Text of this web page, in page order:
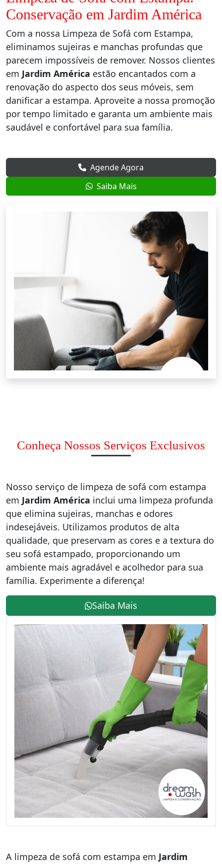
Conservação em Jardim América
Com a nossa Limpeza de Sofá com Estampa,
eliminamos sujeiras e manchas profundas que
parecem impossíveis de remover. Nossos clientes
em Jardim América estão encantados com a
renovação do aspecto dos seus móveis, sem
danificar a estampa. Aproveite a nossa promoção
por tempo limitado e garanta um ambiente mais
saudável e confortável para sua família.
Agende Agora
Saiba Mais
Conheça Nossos Serviços Exclusivos
Nosso serviço de limpeza de sofá com estampa
em Jardim América inclui uma limpeza profunda
que elimina sujeiras, manchas e odores
indesejáveis. Utilizamos produtos de alta
qualidade, que preservam as cores e a textura do
seu sofá estampado, proporcionando um
ambiente mais agradável e acolhedor para sua
família. Experimente a diferença!
Saiba Mais
A limpeza de sofá com estampa em Jardim